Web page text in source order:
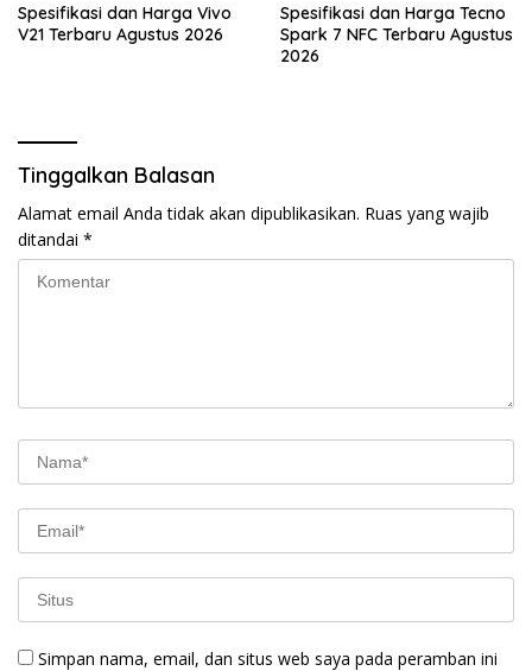
Spesifikasi dan Harga Vivo
V21 Terbaru Agustus 2026
Spesifikasi dan Harga Tecno
Spark 7 NFC Terbaru Agustus
2026
Tinggalkan Balasan
Alamat email Anda tidak akan dipublikasikan. Ruas yang wajib
ditandai *
Simpan nama, email, dan situs web saya pada peramban ini